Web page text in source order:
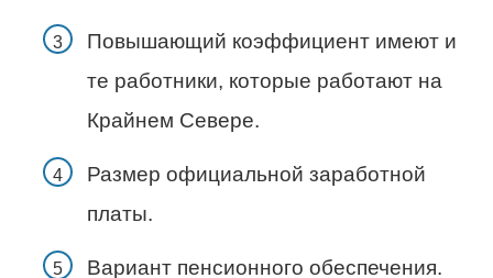
Повышающий коэффициент имеют и
те работники, которые работают на
Крайнем Севере.
Размер официальной заработной
платы.
Вариант пенсионного обеспечения.